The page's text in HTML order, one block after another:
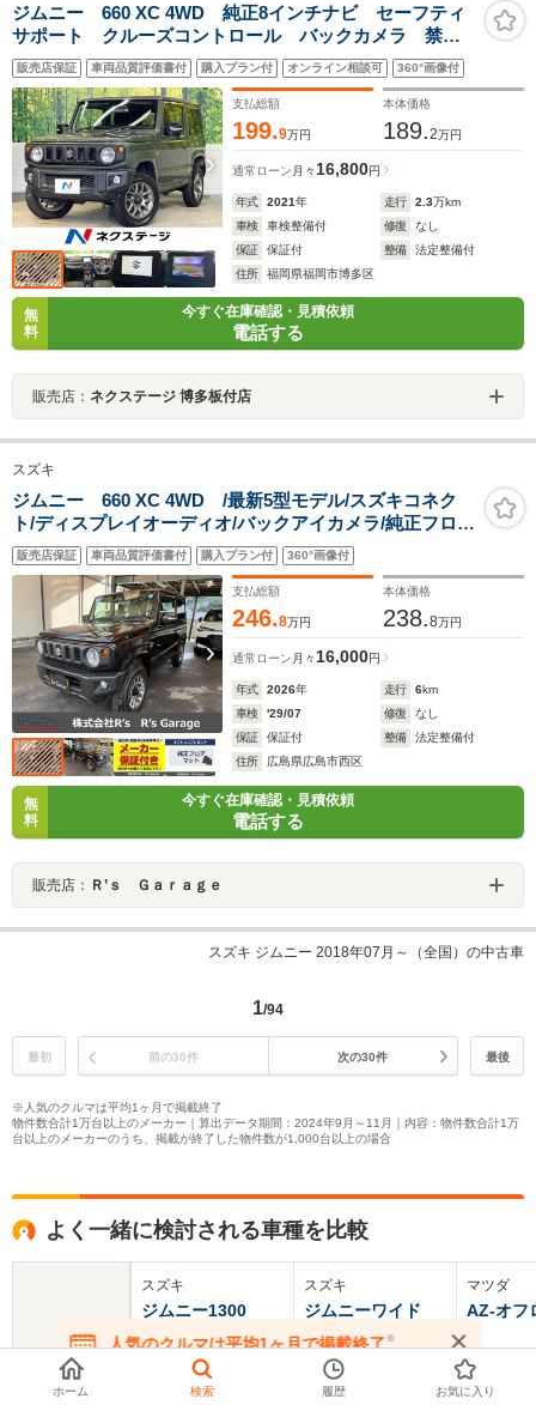
ジムニー 660 XC 4WD 純正8インチナビ セーフティ
サポート クルーズコントロール バックカメラ 禁煙
車 シートヒーター LEDヘッド オートライト
Bluetooth フルセグ スマートキー ETC フロントフ
ォグライト
販売店保証 車両品質評価書付 購入プラン付 オンライン相談可 360°画像付
支払総額
199.9万円
本体価格
189.2万円
通常ローン 月々 16,800円
年式 2021年 走行 2.3万km
車検
車検整備付 修復
なし
保証
保証付 整備
法定整備付
住所
福岡県福岡市博多区
無
料
今すぐ在庫確認・見積依頼
電話する
販売店： ネクステージ 博多板付店
スズキ
ジムニー 660 XC 4WD /最新5型モデル/スズキコネク
ト/ディスプレイオーディオ/バックアイカメラ/純正フロア
マット/LEDヘッドライト/純正アルミホイール/届出済み未
使用車
販売店保証 車両品質評価書付 購入プラン付 360°画像付
支払総額
246.8万円
本体価格
238.8万円
通常ローン 月々16,000円
年式 2026年 走行 6km
車検
'29/07 修復
なし
保証
保証付 整備
法定整備付
住所
広島県広島市西区
無
料
今すぐ在庫確認・見積依頼
電話する
販売店： Ｒ’ｓ Ｇａｒａｇｅ
スズキ ジムニー 2018年07月～（全国）の中古車
1/94
最初 前の30件 次の30件 最後
※人気のクルマは平均1ヶ月で掲載終了
物件数合計1万台以上のメーカー｜算出データ期間：2024年9月～11月｜内容：物件数合計1万
台以上のメーカーのうち、掲載が終了した物件数が1,000台以上の場合
よく一緒に検討される車種を比較
基本情報
スズキ
ジムニー1300
スズキ
ジムニーワイド
マツダ
AZ-オフ
人気のクルマは平均1ヶ月で掲載終了※
在庫が無くなる前にお問い合わせください
ホーム 検索 履歴 お気に入り